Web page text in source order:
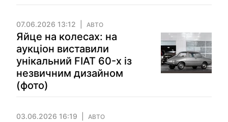
07.06.2026 13:12 АВТО
Яйце на колесах: на
аукціон виставили
унікальний FIAT 60-х із
незвичним дизайном
(фото)
03.06.2026 16:19 АВТО